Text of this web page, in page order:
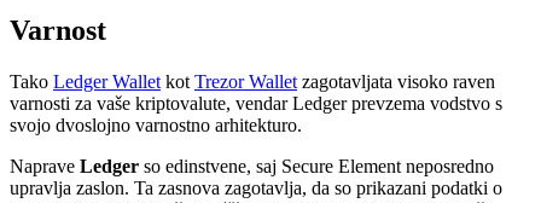
Varnost
Tako Ledger Wallet kot Trezor Wallet zagotavljata visoko raven
varnosti za vaše kriptovalute, vendar Ledger prevzema vodstvo s
svojo dvoslojno varnostno arhitekturo.
Naprave Ledger so edinstvene, saj Secure Element neposredno
upravlja zaslon. Ta zasnova zagotavlja, da so prikazani podatki o